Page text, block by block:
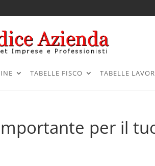
TABELLE FISCO TABELLE
per il